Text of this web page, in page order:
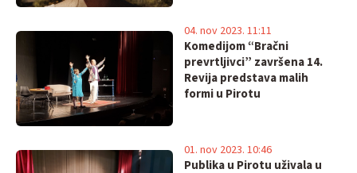
Komedijom “Bračni
prevrtljivci” završena 14.
Revija predstava malih
formi u Pirotu
04. nov 2023. 11:11
Publika u Pirotu uživala u
01. nov 2023. 10:46